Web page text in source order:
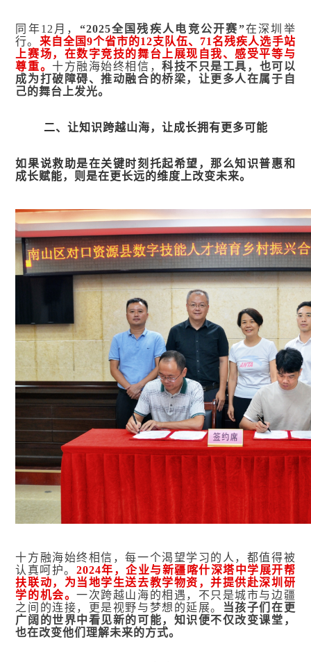
同年12月， “2025全国残疾人电竞公开赛”在深圳举
行。 来自全国9个省市的12支队伍、71名残疾人选手站
上赛场，在数字竞技的舞台上展现自我、感受平等与
尊重。十方融海始终相信，科技不只是工具，也可以
成为打破障碍、推动融合的桥梁，让更多人在属于自
己的舞台上发光。
二、 让知识跨越山海，让成长拥有更多可能
如果说救助是在关键时刻托起希望，那么知识普惠和
成长赋能，则是在更长远的维度上改变未来。
十方融海始终相信，每一个渴望学习的人，都值得被
认真呵护。 2024年，企业与新疆喀什深塔中学展开帮
扶联动，为当地学生送去教学物资，并提供赴深圳研
学的机会。一次跨越山海的相遇，不只是城市与边疆
之间的连接，更是视野与梦想的延展。
当孩子们在更
广阔的世界中看见新的可能，知识便不仅改变课堂，
也在改变他们理解未来的方式。